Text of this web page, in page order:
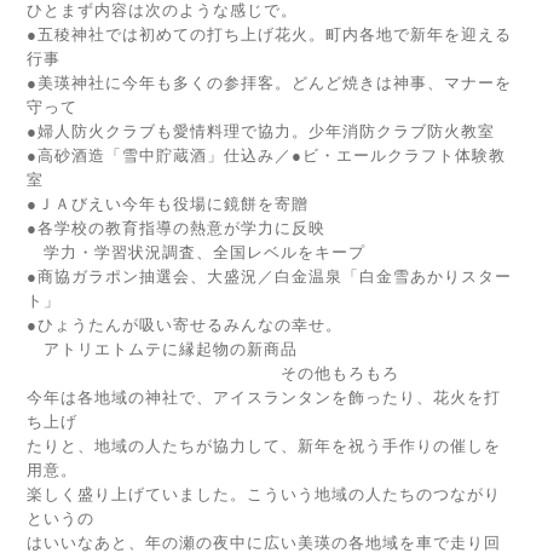
ひとまず内容は次のような感じで。
●五稜神社では初めての打ち上げ花火。町内各地で新年を迎える
行事
●美瑛神社に今年も多くの参拝客。どんど焼きは神事、マナーを
守って
●婦人防火クラブも愛情料理で協力。少年消防クラブ防火教室
●高砂酒造「雪中貯蔵酒」仕込み／●ビ・エールクラフト体験教
室
●ＪＡびえい今年も役場に鏡餅を寄贈
●各学校の教育指導の熱意が学力に反映
学力・学習状況調査、全国レベルをキープ
●商協ガラポン抽選会、大盛況／白金温泉「白金雪あかりスター
ト」
●ひょうたんが吸い寄せるみんなの幸せ。
アトリエトムテに縁起物の新商品
その他もろもろ
今年は各地域の神社で、アイスランタンを飾ったり、花火を打
ち上げ
たりと、地域の人たちが協力して、新年を祝う手作りの催しを
用意。
楽しく盛り上げていました。こういう地域の人たちのつながり
というの
はいいなあと、年の瀬の夜中に広い美瑛の各地域を車で走り回